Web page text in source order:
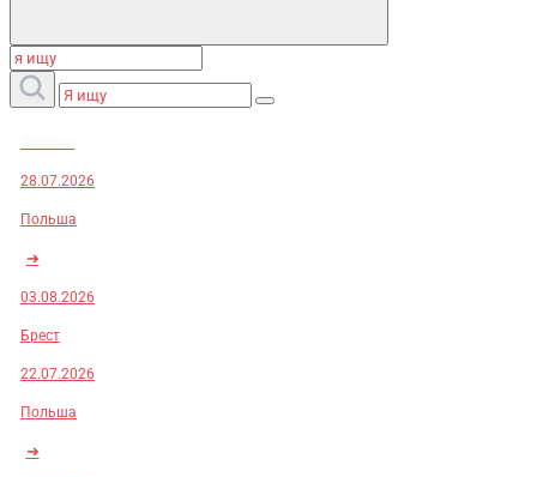
28.07.2026
Польша
➜
03.08.2026
Брест
22.07.2026
Польша
➜